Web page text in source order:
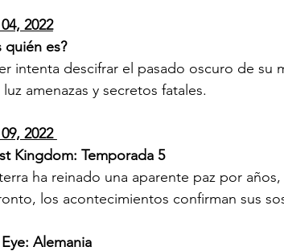
2022
quién es?
intenta descifrar el pasado oscuro de
luz amenazas y secretos fatales.
2022
Kingdom: Temporada 5
ha reinado una aparente paz por
los acontecimientos confirman sus
Eye: Alemania